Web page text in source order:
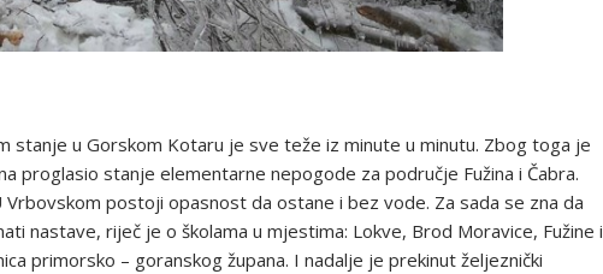
stanje u Gorskom Kotaru je sve teže iz minute u minutu. Zbog toga je
proglasio stanje elementarne nepogode za područje Fužina i Čabra.
Vrbovskom postoji opasnost da ostane i bez vode. Za sada se zna da
nastave, riječ je o školama u mjestima: Lokve, Brod Moravice, Fužine i
primorsko – goranskog župana. I nadalje je prekinut željeznički